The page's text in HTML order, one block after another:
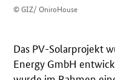
© GIZ/ OniroHouse
Das PV-Solarprojekt
Energy GmbH